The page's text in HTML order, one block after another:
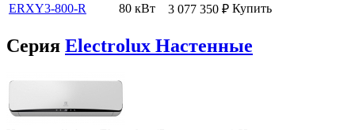
ERXY3-800-R
80 кВт 3 077 350 ₽ Купить
Серия Electrolux Настенные